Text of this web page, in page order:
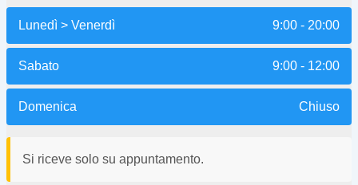
Lunedì > Venerdì 9:00 - 20:00
Sabato 9:00 - 12:00
Domenica Chiuso
Si riceve solo su appuntamento.